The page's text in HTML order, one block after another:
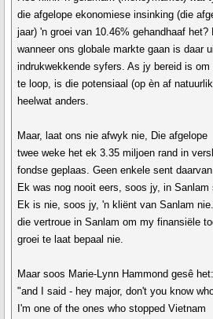
die afgelope ekonomiese insinking (die
jaar) 'n groei van 10.46% gehandhaaf het?
wanneer ons globale markte gaan is daar
indrukwekkende syfers. As jy bereid is om
te loop, is die potensiaal (op èn af
heelwat anders.
Maar, laat ons nie afwyk nie, Die afgelope
twee weke het ek 3.35 miljoen rand in
fondse geplaas. Geen enkele sent
Ek was nog nooit eers, soos jy, in Sanlam
Ek is nie, soos jy, 'n kliënt van Sanlam
die vertroue in Sanlam om my finansiële
groei te laat bepaal nie.
Maar soos Marie-Lynn Hammond gesê het:
"and I said - hey major, don't you know
I'm one of the ones who stopped Vietnam